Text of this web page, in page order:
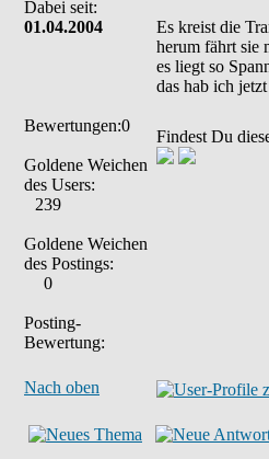
Dabei seit:
01.04.2004
Bewertungen:0
Goldene Weichen
des Users:
239
Goldene Weichen
des Postings:
0
Posting-
Bewertung:
Es kreist die
herum fährt sie
es liegt so
das hab ich
Findest Du
Nach oben